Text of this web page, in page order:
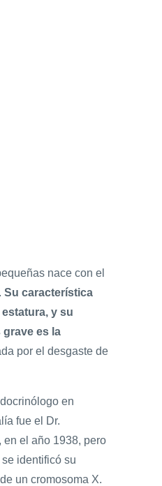
nace con el
Su característica
y su
es la
por el desgaste de
en
fue el Dr.
en el año 1938, pero
identificó su
un cromosoma X.